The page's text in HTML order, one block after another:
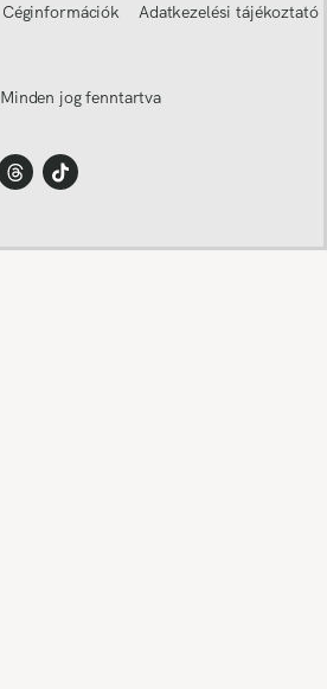
Céginformációk Adatkezelési tájékoztató
Minden jog fenntartva